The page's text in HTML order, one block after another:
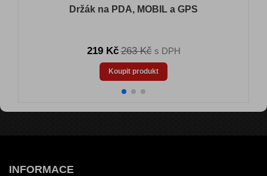
Držák na PDA, MOBIL a GPS
219 Kč 263 Kčs DPH
Koupit produkt
INFORMACE